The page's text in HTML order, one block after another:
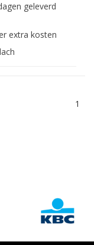
geleverd
extra kosten
1